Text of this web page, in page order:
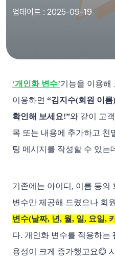
업데이트 : 2025-09-19
‘개인화 변수’기능을 이용해
이용하면 “김지수(회원 이
확인해 보세요!”와 같이 고
목 또는 내용에 추가하고 친
팅 메시지를 작성할 수 있는
기존에는 아이디, 이름 등의
변수만 제공해 드렸으나 회
변수(날짜, 년, 월, 일, 요일,
다. 개인화 변수를 적용하는
용성이 크게 증가했고요😊